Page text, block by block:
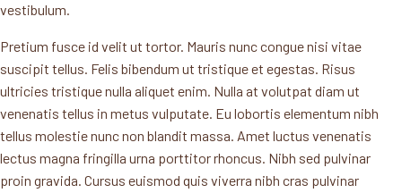
vestibulum.
Pretium fusce id velit ut tortor. Mauris nunc congue nisi vitae
suscipit tellus. Felis bibendum ut tristique et egestas. Risus
ultricies tristique nulla aliquet enim. Nulla at volutpat diam ut
venenatis tellus in metus vulputate. Eu lobortis elementum nibh
tellus molestie nunc non blandit massa. Amet luctus venenatis
lectus magna fringilla urna porttitor rhoncus. Nibh sed pulvinar
proin gravida. Cursus euismod quis viverra nibh cras pulvinar